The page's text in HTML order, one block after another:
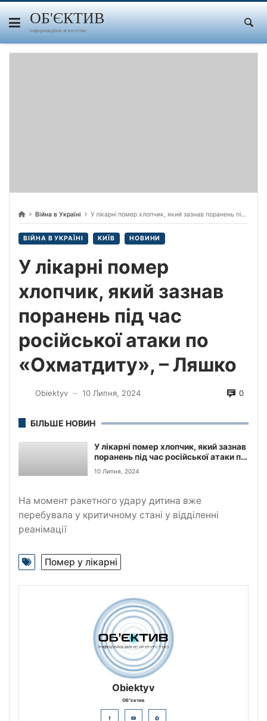
Skip
content ОБ'ЄКТИВ
Інформаційне агентство
Війна в Україні У лікарні помер хлопчик, який зазнав поранень під час російської атаки по «Охматдиту», – Ляшко
ВІЙНА В УКРАЇНІ КИЇВ НОВИНИ
У лікарні помер
хлопчик, який зазнав
поранень під час
російської атаки по
«Охматдиту», – Ляшко
Obiektyv — 10 Липня, 2024 0
БІЛЬШЕ НОВИН
У лікарні помер хлопчик, який зазнав
поранень під час російської атаки по
«Охматдиту», – Ляшко
10 Липня, 2024
На момент ракетного удару дитина вже
перебувала у критичному стані у відділенні
реанімації
Помер у лікарні
Obiektyv
Об"єктив